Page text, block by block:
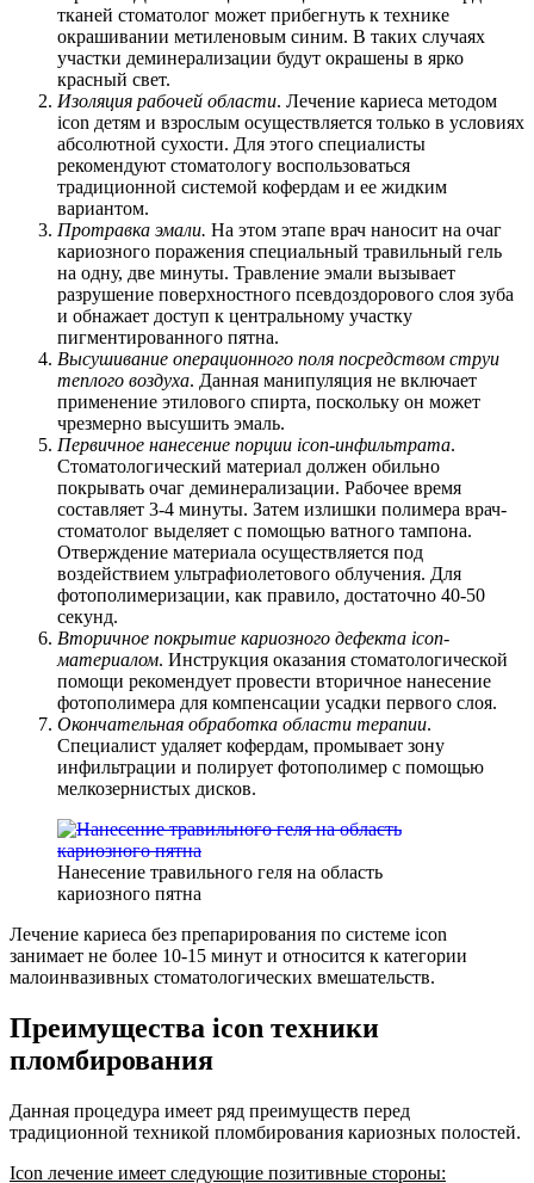
тканей стоматолог может прибегнуть к технике
окрашивании метиленовым синим. В таких случаях
участки деминерализации будут окрашены в ярко
красный свет.
Изоляция рабочей области. Лечение кариеса методом
icon детям и взрослым осуществляется только в условиях
абсолютной сухости. Для этого специалисты
рекомендуют стоматологу воспользоваться
традиционной системой кофердам и ее жидким
вариантом.
Протравка эмали. На этом этапе врач наносит на очаг
кариозного поражения специальный травильный гель
на одну, две минуты. Травление эмали вызывает
разрушение поверхностного псевдоздорового слоя зуба
и обнажает доступ к центральному участку
пигментированного пятна.
Высушивание операционного поля посредством струи
теплого воздуха. Данная манипуляция не включает
применение этилового спирта, поскольку он может
чрезмерно высушить эмаль.
Первичное нанесение порции icon-инфильтрата.
Стоматологический материал должен обильно
покрывать очаг деминерализации. Рабочее время
составляет 3-4 минуты. Затем излишки полимера врач-
стоматолог выделяет с помощью ватного тампона.
Отверждение материала осуществляется под
воздействием ультрафиолетового облучения. Для
фотополимеризации, как правило, достаточно 40-50
секунд.
Вторичное покрытие кариозного дефекта icon-
материалом. Инструкция оказания стоматологической
помощи рекомендует провести вторичное нанесение
фотополимера для компенсации усадки первого слоя.
Окончательная обработка области терапии.
Специалист удаляет кофердам, промывает зону
инфильтрации и полирует фотополимер с помощью
мелкозернистых дисков.
Нанесение травильного геля на область
кариозного пятна
Лечение кариеса без препарирования по системе icon
занимает не более 10-15 минут и относится к категории
малоинвазивных стоматологических вмешательств.
Преимущества icon техники
пломбирования
Данная процедура имеет ряд преимуществ перед
традиционной техникой пломбирования кариозных полостей.
Icon лечение имеет следующие позитивные стороны: